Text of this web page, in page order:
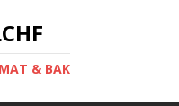
MAT & BAK